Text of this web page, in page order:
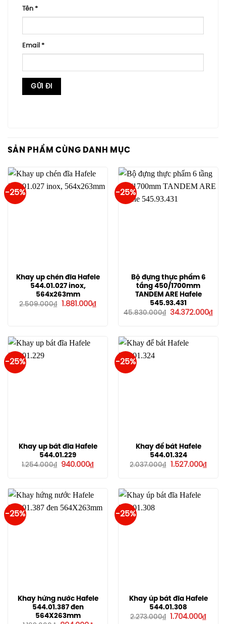
Tên *
Email *
SẢN PHẨM CÙNG DANH MỤC
-25%
Khay up chén đĩa Hafele
544.01.027 inox,
564x263mm
2.509.000₫
Giá
1.881.000₫Giá
hiện
-25%
Bộ đựng thực phẩm 6
tầng 450/1700mm
TANDEM ARE Hafele
545.93.431
45.830.000₫ Giá
34.372.000₫Giá
-25%
Khay up bát đĩa Hafele
544.01.229
1.254.000₫
Giá
940.000₫Giá
hiện
940.000₫.
-25%
Khay để bát Hafele
544.01.324
2.037.000₫
Giá
1.527.000₫Giá
hiện
-25%
Khay hứng nước Hafele
544.01.387 đen
564X263mm
-25%
Khay úp bát đĩa Hafele
544.01.308
2.273.000₫ Giá
1.704.000₫Giá
hiện